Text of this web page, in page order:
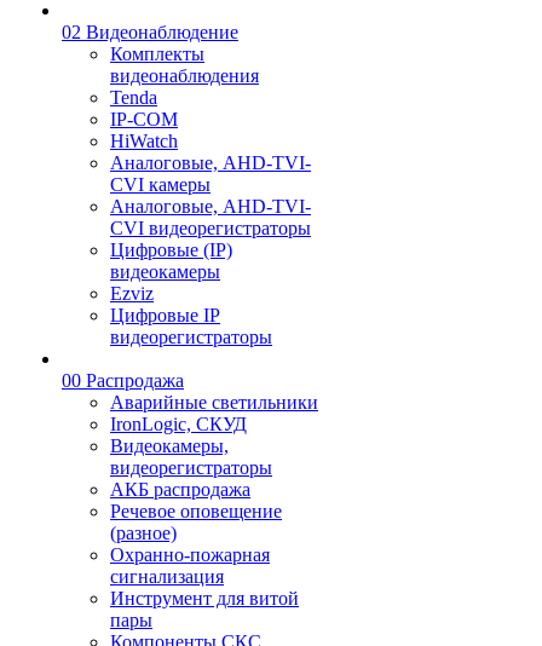
02 Видеонаблюдение
Комплекты
видеонаблюдения
Tenda
IP-COM
HiWatch
Аналоговые, AHD-TVI-
CVI камеры
Аналоговые, AHD-TVI-
CVI видеорегистраторы
Цифровые (IP)
видеокамеры
Ezviz
Цифровые IP
видеорегистраторы
00 Распродажа
Аварийные светильники
IronLogic, СКУД
Видеокамеры,
видеорегистраторы
АКБ распродажа
Речевое оповещение
(разное)
Охранно-пожарная
сигнализация
Инструмент для витой
пары
Компоненты СКС